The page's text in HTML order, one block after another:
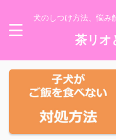
犬のしつけ方法、悩み
茶リオ